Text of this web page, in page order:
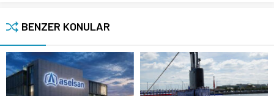
BENZER KONULAR